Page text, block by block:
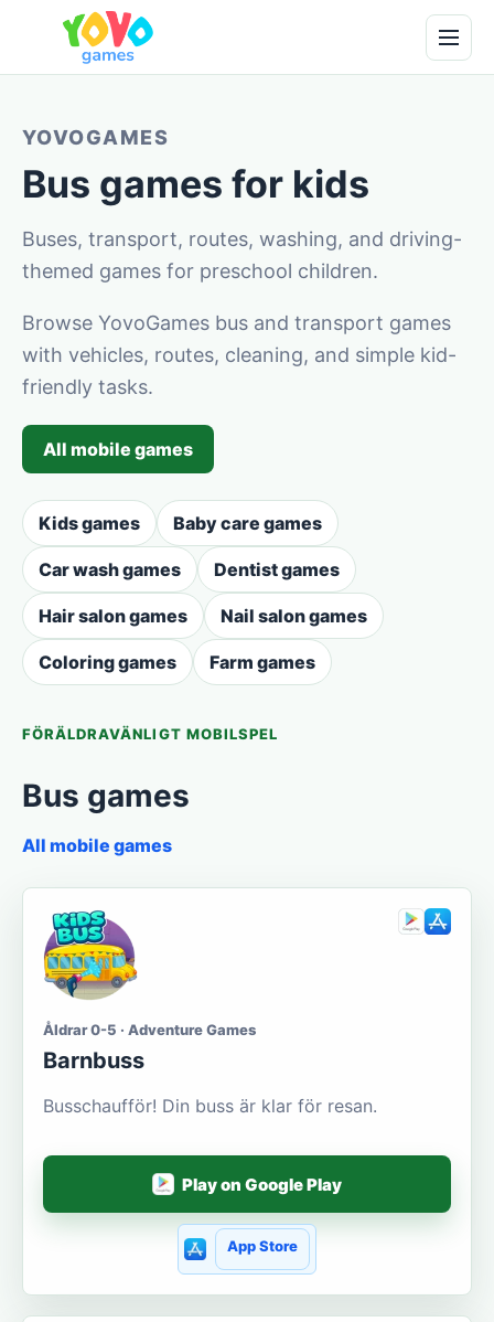
YOVOGAMES
Bus games for kids
Buses, transport, routes, washing, and driving-
themed games for preschool children.
Browse YovoGames bus and transport games
with vehicles, routes, cleaning, and simple kid-
friendly tasks.
All mobile games
Kids games Baby care games
Car wash games Dentist games
Hair salon games Nail salon games
Coloring games Farm games
FÖRÄLDRAVÄNLIGT MOBILSPEL
Bus games
All mobile games
Åldrar 0-5 · Adventure Games
Barnbuss
Busschaufför! Din buss är klar för resan.
Play on Google Play
App Store